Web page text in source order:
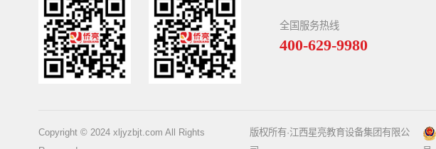
全国服务热线
400-629-9980
Copyright © 2024 xljyzbjt.com All Rights
版权所有·江西星亮教育设备集团有限公